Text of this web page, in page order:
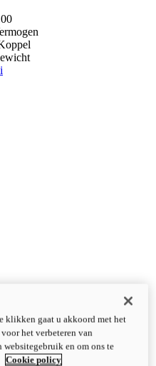
i
klikken gaat u akkoord met het
het verbeteren van
websitegebruik en om ons te
Cookie policy